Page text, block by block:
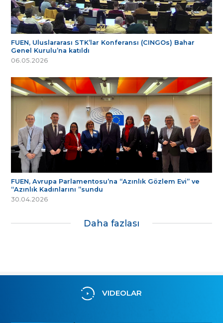
FUEN, Uluslararası STK’lar Konferansı (CINGOs) Bahar
Genel Kurulu’na katıldı
06.05.2026
FUEN, Avrupa Parlamentosu’na “Azınlık Gözlem Evi” ve
“Azınlık Kadınlarını ”sundu
30.04.2026
Daha fazlası
VIDEOLAR